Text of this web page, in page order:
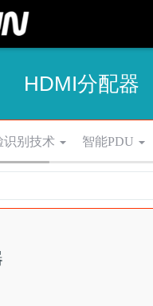
HDMI分配器
识别技术 智能PDU